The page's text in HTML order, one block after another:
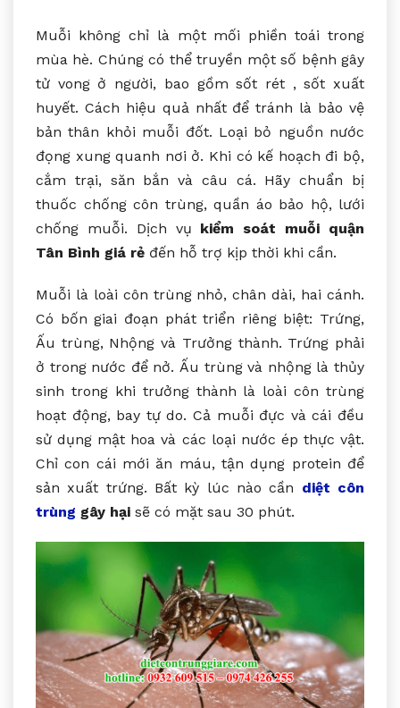
Muỗi không chỉ là một mối phiền toái trong
mùa hè. Chúng có thể truyền một số bệnh gây
tử vong ở người, bao gồm sốt rét , sốt xuất
huyết. Cách hiệu quả nhất để tránh là bảo vệ
bản thân khỏi muỗi đốt. Loại bỏ nguồn nước
đọng xung quanh nơi ở. Khi có kế hoạch đi bộ,
cắm trại, săn bắn và câu cá. Hãy chuẩn bị
thuốc chống côn trùng, quần áo bảo hộ, lưới
chống muỗi. Dịch vụ kiểm soát muỗi quận
Tân Bình giá rẻ đến hỗ trợ kịp thời khi cần.
Muỗi là loài côn trùng nhỏ, chân dài, hai cánh.
Có bốn giai đoạn phát triển riêng biệt: Trứng,
Ấu trùng, Nhộng và Trưởng thành. Trứng phải
ở trong nước để nở. Ấu trùng và nhộng là thủy
sinh trong khi trưởng thành là loài côn trùng
hoạt động, bay tự do. Cả muỗi đực và cái đều
sử dụng mật hoa và các loại nước ép thực vật.
Chỉ con cái mới ăn máu, tận dụng protein để
sản xuất trứng. Bất kỳ lúc nào cần diệt côn
trùng gây hại sẽ có mặt sau 30 phút.